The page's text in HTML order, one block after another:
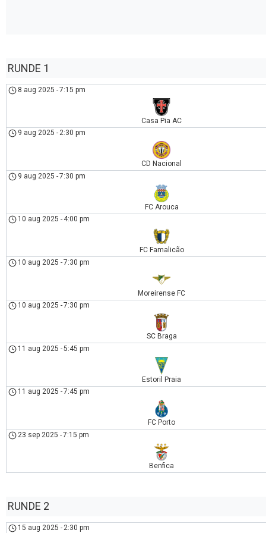
RUNDE 1
8 aug 2025 -7:15 pm
Casa Pia AC
9 aug 2025 - 2:30 pm
CD Nacional
9 aug 2025 -7:30 pm
FC Arouca
10 aug 2025 - 4:00 pm
FC Famalicão
10 aug 2025 -7:30 pm
Moreirense FC
10 aug 2025 -7:30 pm
SC Braga
11 aug 2025 -5:45 pm
Estoril Praia
11 aug 2025 -7:45 pm
FC Porto
23 sep 2025 -7:15 pm
Benfica
RUNDE 2
15 aug 2025 - 2:30 pm